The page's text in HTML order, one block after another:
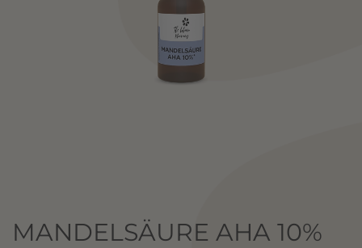
MANDELSÄURE AHA 10%